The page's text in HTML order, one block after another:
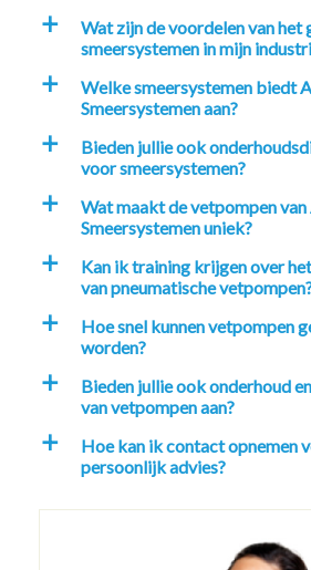
a
Wat zijn de voordelen van het
smeersystemen in mijn
a
Welke smeersystemen biedt
Smeersystemen aan?
a
Bieden jullie ook
voor smeersystemen?
a
Wat maakt de vetpompen
Smeersystemen uniek?
a
Kan ik training krijgen over
van pneumatische
a
Hoe snel kunnen vetpompen
worden?
a
Bieden jullie ook onderhoud
van vetpompen aan?
a
Hoe kan ik contact opnemen
persoonlijk advies?